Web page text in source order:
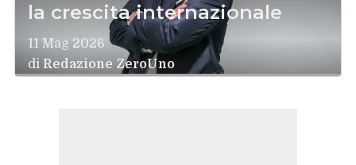
la crescita internazionale
11 Mag 2026
di Redazione ZeroUno